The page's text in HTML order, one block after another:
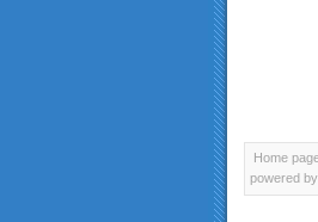
Home
powered by